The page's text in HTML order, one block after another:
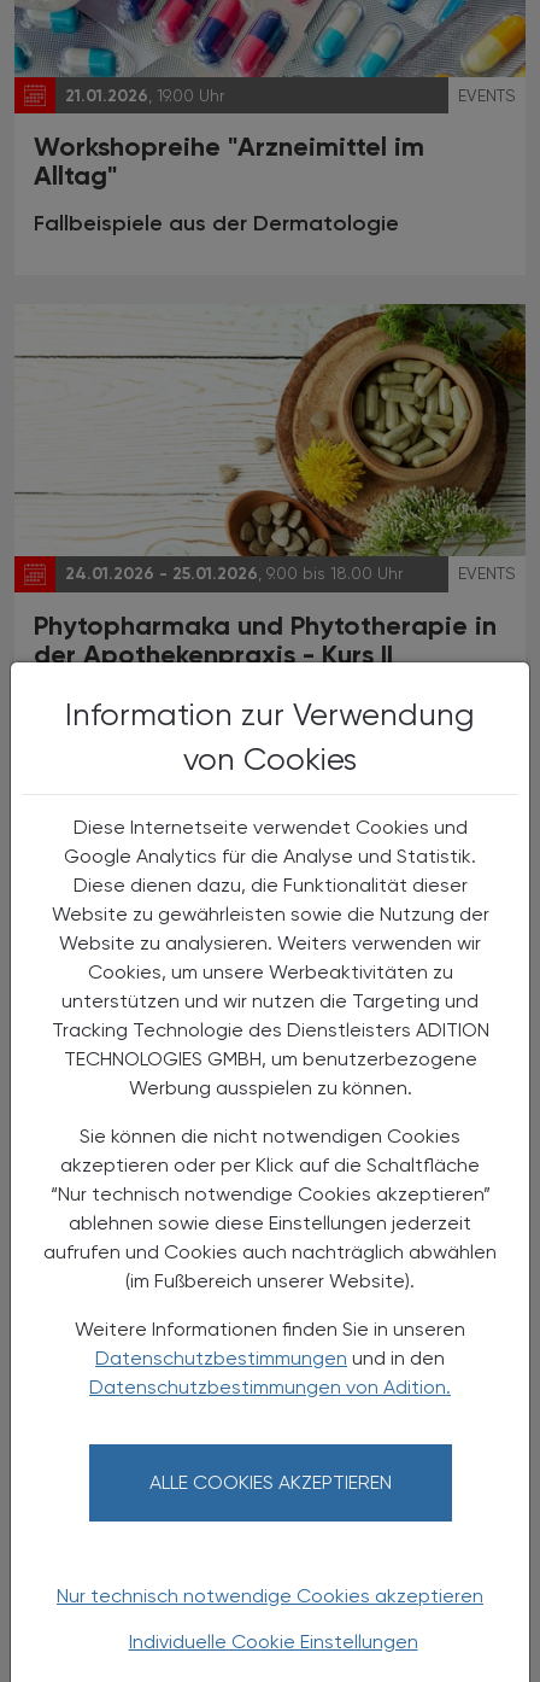
Information zur Verwendung
von Cookies
Diese Internetseite verwendet Cookies und
Google Analytics für die Analyse und Statistik.
Diese dienen dazu, die Funktionalität dieser
Website zu gewährleisten sowie die Nutzung der
Website zu analysieren. Weiters verwenden wir
Cookies, um unsere Werbeaktivitäten zu
unterstützen und wir nutzen die Targeting und
Tracking Technologie des Dienstleisters ADITION
TECHNOLOGIES GMBH, um benutzerbezogene
Werbung ausspielen zu können.
Sie können die nicht notwendigen Cookies
akzeptieren oder per Klick auf die Schaltfläche
“Nur technisch notwendige Cookies akzeptieren”
ablehnen sowie diese Einstellungen jederzeit
aufrufen und Cookies auch nachträglich abwählen
(im Fußbereich unserer Website).
Weitere Informationen finden Sie in unseren
Datenschutzbestimmungen und in den
Datenschutzbestimmungen von Adition.
ALLE COOKIES AKZEPTIEREN
Nur technisch notwendige Cookies akzeptieren
Individuelle Cookie Einstellungen
21.01.2026 , 19.00 Uhr EVENTS
Workshopreihe "Arzneimittel im
Alltag"
Fallbeispiele aus der Dermatologie
24.01.2026 - 25.01.2026, 9.00 bis 18.00 Uhr EVENTS
Phytopharmaka und Phytotherapie in
der Apothekenpraxis - Kurs II
Lehrgang (18 AFP)
28.01.2026, 19.30 Uhr (Buffet ab 18.30 Uhr) EVENTS
Chronische Insomnie und
Schlafstörungen
Fortbildungsabend (3 AFP)
Chronische Schmerzen verstehen
Live-Webinar (2 AFP)